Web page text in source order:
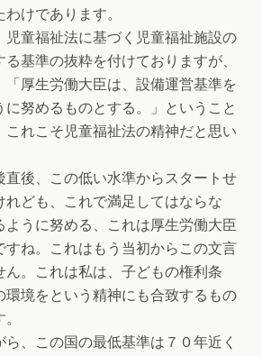
けであります。
童福祉法に基づく児童福祉施設の
基準の抜粋を付けておりますが、
「厚生労働大臣は、設備運営基準を
努めるものとする。」ということ
これこそ児童福祉法の精神だと思い
後、この低い水準からスタートせ
れども、これで満足してはならな
ように努める、これは厚生労働大臣
すね。これはもう当初からこの文言
ん。これは私は、子どもの権利条
環境をという精神にも合致するもの
、この国の最低基準は７０年近く